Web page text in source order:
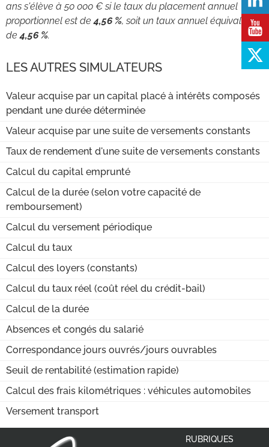
ans s'élève à 50 000 € si le taux du placement annuel
proportionnel est de4,56 %, soit un taux annuel équivalent
de4,56 %.
LES AUTRES SIMULATEURS
Valeur acquise par un capital placé à intérêts composés
pendant une durée déterminée
Valeur acquise par une suite de versements constants
Taux de rendement d'une suite de versements constants
Calcul du capital emprunté
Calcul de la durée (selon votre capacité de
remboursement)
Calcul du versement périodique
Calcul du taux
Calcul des loyers (constants)
Calcul du taux réel (coût réel du crédit-bail)
Calcul de la durée
Absences et congés du salarié
Correspondance jours ouvrés/jours ouvrables
Seuil de rentabilité (estimation rapide)
Calcul des frais kilométriques : véhicules automobiles
Versement transport
RUBRIQUES